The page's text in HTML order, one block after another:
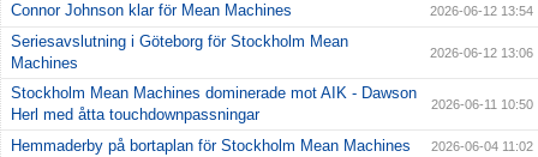
Connor Johnson klar för Mean Machines 2026-06-12 13:54
Seriesavslutning i Göteborg för Stockholm Mean
Machines
2026-06-12 13:06
Stockholm Mean Machines dominerade mot AIK - Dawson
Herl med åtta touchdownpassningar
2026-06-11 10:50
Hemmaderby på bortaplan för Stockholm Mean Machines 2026-06-04 11:02